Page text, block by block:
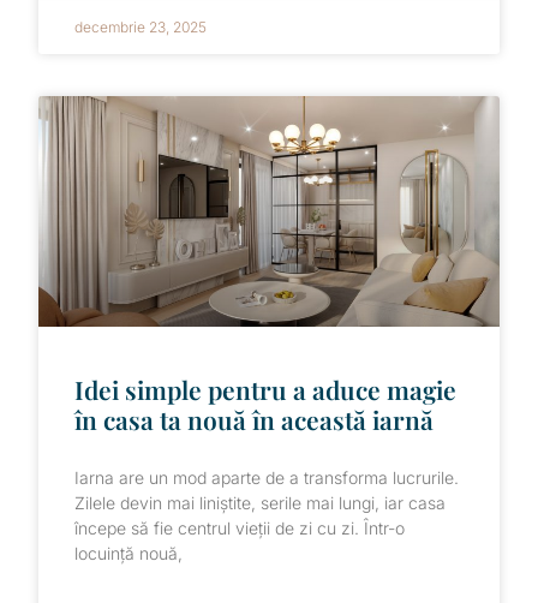
decembrie 23, 2025
Idei simple pentru a aduce magie
în casa ta nouă în această iarnă
Iarna are un mod aparte de a transforma lucrurile.
Zilele devin mai liniștite, serile mai lungi, iar casa
începe să fie centrul vieții de zi cu zi. Într-o
locuință nouă,